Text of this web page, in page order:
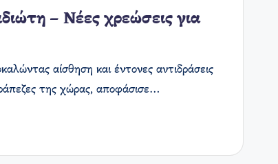
– Νέες χρεώσεις για
αίσθηση και έντονες αντιδράσεις
της χώρας, αποφάσισε…